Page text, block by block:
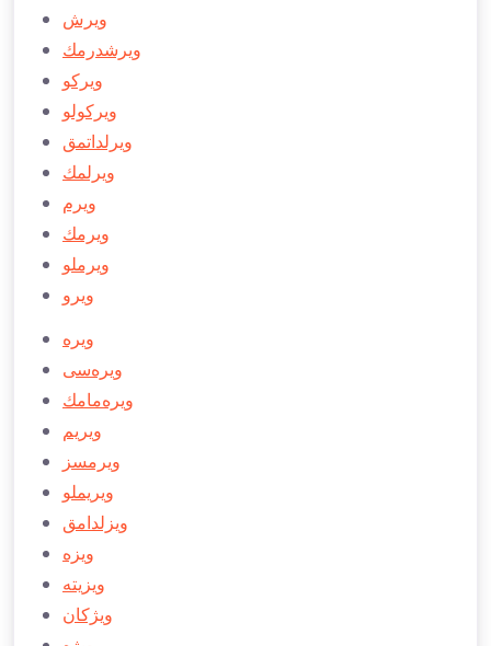
ویرش
ویرشدرمك
ویركو
ویركولو
ویرلداتمق
ویرلمك
ویرم
ویرمك
ویرملو
ویرو
ویره
ویره‌سی
ویره‌مامك
ویریم
ویرمسز
ویریملو
ویزلدامق
ویزه
ویزیته
ویژكان